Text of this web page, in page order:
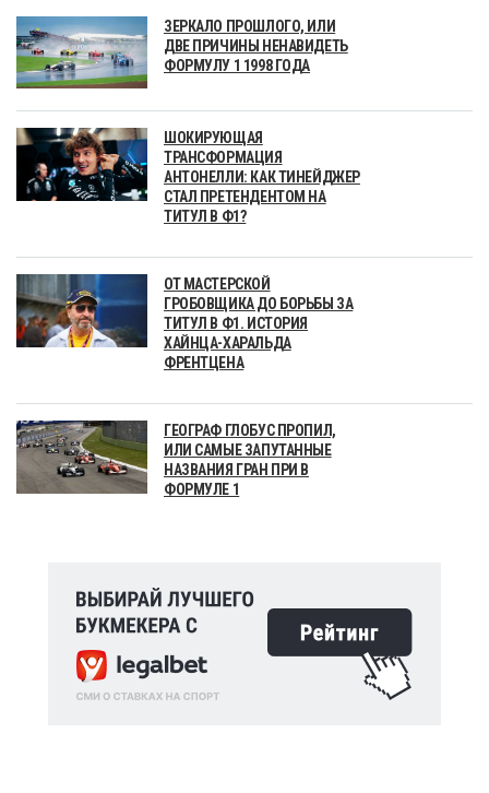
ЗЕРКАЛО ПРОШЛОГО, ИЛИ
ДВЕ ПРИЧИНЫ НЕНАВИДЕТЬ
ФОРМУЛУ 1 1998 ГОДА
ШОКИРУЮЩАЯ
ТРАНСФОРМАЦИЯ
АНТОНЕЛЛИ: КАК ТИНЕЙДЖЕР
СТАЛ ПРЕТЕНДЕНТОМ НА
ТИТУЛ В Ф1?
ОТ МАСТЕРСКОЙ
ГРОБОВЩИКА ДО БОРЬБЫ ЗА
ТИТУЛ В Ф1. ИСТОРИЯ
ХАЙНЦА-ХАРАЛЬДА
ФРЕНТЦЕНА
ГЕОГРАФ ГЛОБУС ПРОПИЛ,
ИЛИ САМЫЕ ЗАПУТАННЫЕ
НАЗВАНИЯ ГРАН ПРИ В
ФОРМУЛЕ 1